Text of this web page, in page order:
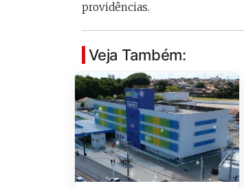
providências.
Veja Também: